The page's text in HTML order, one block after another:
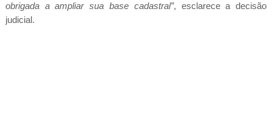
obrigada a ampliar sua base cadastral”, esclarece a decisão
judicial.